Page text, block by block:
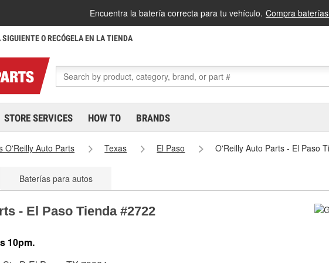
Encuentra la batería correcta para tu vehículo. Compra
O RECÓGELA EN LA TIENDA
STORE SERVICES HOW TO BRANDS
O'Reilly Auto Parts Texas El Paso O'Reilly Auto Parts - El Paso
Baterías para autos
- El Paso Tienda #2722
10pm.